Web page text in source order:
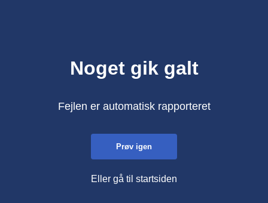
Noget gik galt
Fejlen er automatisk rapporteret
Prøv igen
Eller gå til startsiden